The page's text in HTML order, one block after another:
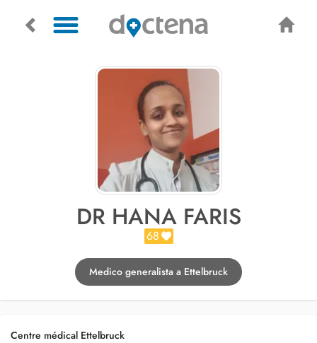
DR HANA FARIS
68
Medico generalista a Ettelbruck
Centre médical Ettelbruck